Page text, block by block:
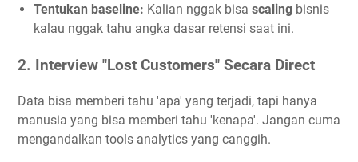
Tentukan baseline: Kalian nggak bisa scaling bisnis
kalau nggak tahu angka dasar retensi saat ini.
2. Interview "Lost Customers" Secara Direct
Data bisa memberi tahu 'apa' yang terjadi, tapi hanya
manusia yang bisa memberi tahu 'kenapa'. Jangan cuma
mengandalkan tools analytics yang canggih.